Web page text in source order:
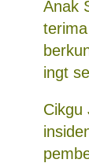
Anak
ingt
Cikgu